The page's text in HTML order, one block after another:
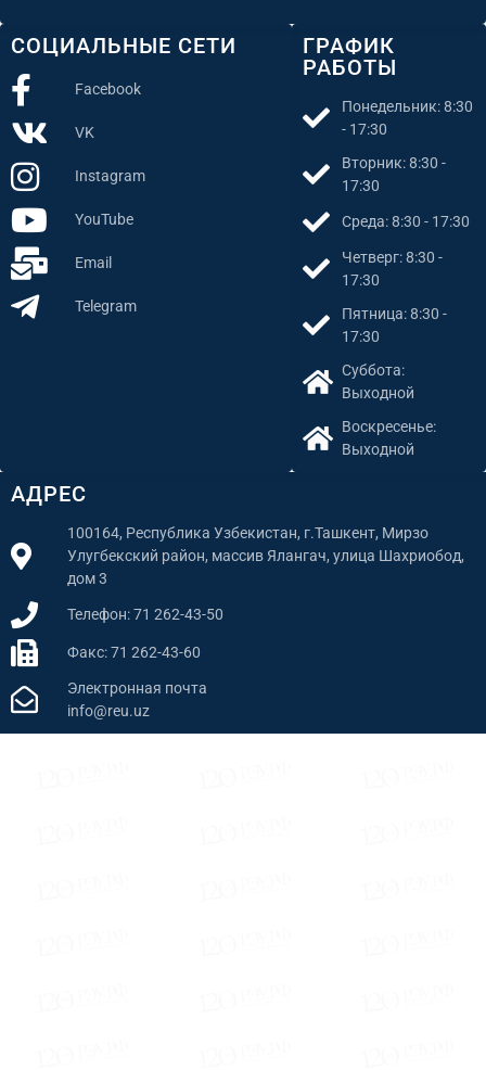
АДРЕС
100164, Республика Узбекистан, г.Ташкент, Мирзо
Улугбекский район, массив Ялангач, улица Шахриобод,
дом 3
Телефон: 71 262-43-50
Факс: 71 262-43-60
Электронная почта
info@reu.uz
ГРАФИК
РАБОТЫ
Понедельник: 8:30
- 17:30
Вторник: 8:30 -
17:30
Среда: 8:30 - 17:30
Четверг: 8:30 -
17:30
Пятница: 8:30 -
17:30
Суббота:
Выходной
Воскресенье:
Выходной
СОЦИАЛЬНЫЕ СЕТИ
Facebook
VK
Instagram
YouTube
Email
Telegram